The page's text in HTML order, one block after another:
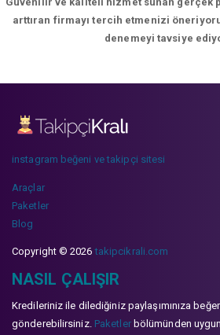
arttıran firmayı tercih etmenizi
denemeyi tavsiye
instagram beğeni ve takipçi sitesi
Araçlar
Paketler
Blog
Copyright © 2026takipcikrali.com
NASIL ÇALIŞIR
Kredileriniz ile dilediğiniz paylaşımınıza
gönderebilirsiniz. Paketlerbölümünden